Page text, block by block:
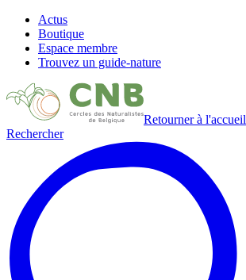
Actus
Boutique
Espace membre
Trouvez un guide-nature
Retourner à l'accueil
Rechercher